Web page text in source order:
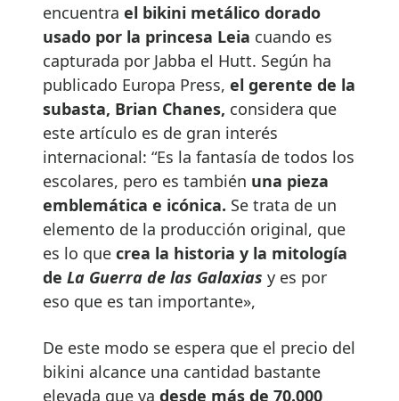
encuentra el bikini metálico dorado
usado por la princesa Leia cuando es
capturada por Jabba el Hutt. Según ha
publicado Europa Press, el gerente de la
subasta, Brian Chanes, considera que
este artículo es de gran interés
internacional: “Es la fantasía de todos los
escolares, pero es también una pieza
emblemática e icónica. Se trata de un
elemento de la producción original, que
es lo que crea la historia y la mitología
de La Guerra de las Galaxias y es por
eso que es tan importante»,
De este modo se espera que el precio del
bikini alcance una cantidad bastante
elevada que va desde más de 70.000